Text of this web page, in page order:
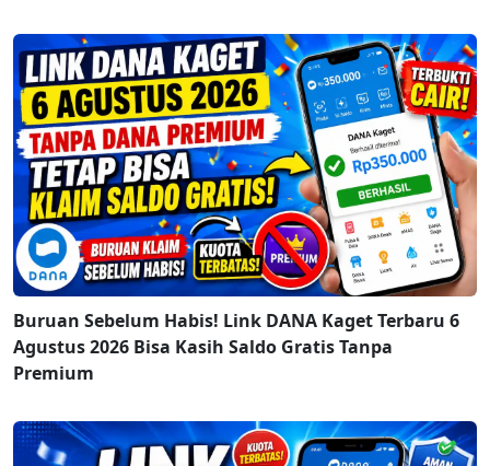
Buruan Sebelum Habis! Link DANA Kaget Terbaru 6
Agustus 2026 Bisa Kasih Saldo Gratis Tanpa
Premium